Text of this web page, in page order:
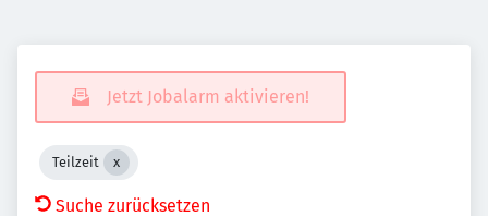
Jetzt Jobalarm aktivieren!
Teilzeit
Suche zurücksetzen